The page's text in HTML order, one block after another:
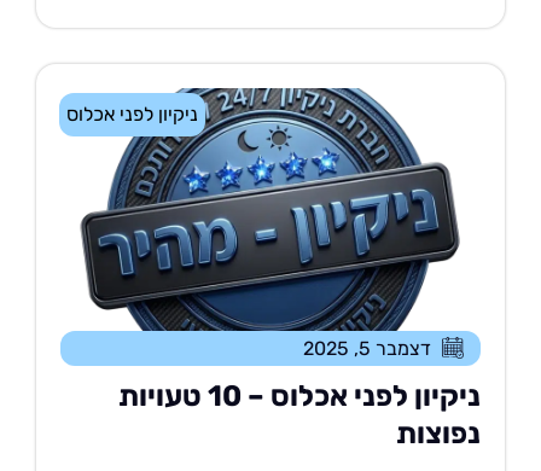
ניקיון לפני אכלוס
דצמבר 5, 2025
ניקיון לפני אכלוס – 10 טעויות